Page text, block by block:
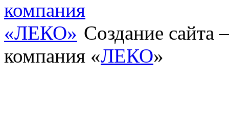
Создание сайта
компания «ЛЕКО»